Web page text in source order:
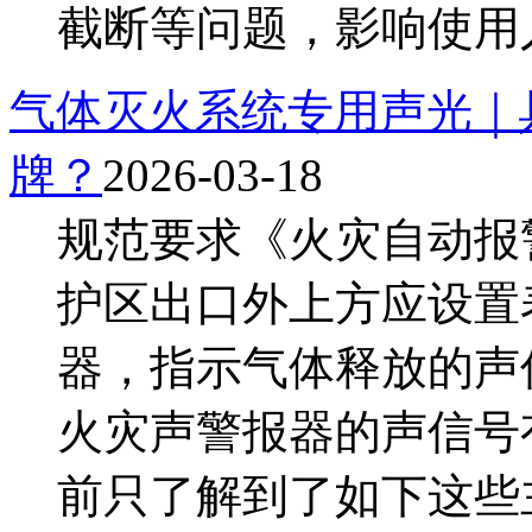
截断等问题，影响使用
气体灭火系统专用声光
牌？ 2026-03-18
规范要求《火灾自动
护区出口外上方应设
器，指示气体释放的
火灾声警报器的声信
前只了解到了如下这